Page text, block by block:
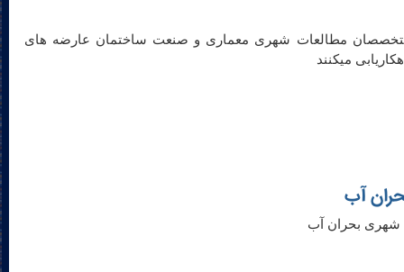
مطالعات شهری معماری و صنعت ساختمان عارضه های
میکنند